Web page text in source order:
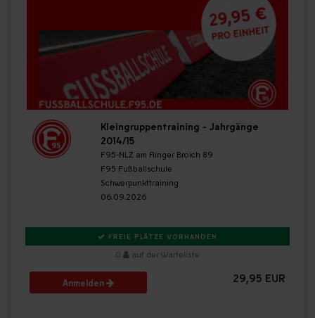
Kleingruppentraining - Jahrgänge
2014/15
F95-NLZ am Flinger Broich 89
F95 Fußballschule
Schwerpunkttraining
06.09.2026
FREIE PLÄTZE VORHANDEN
0 auf der Warteliste
Anmelden 29,95 EUR